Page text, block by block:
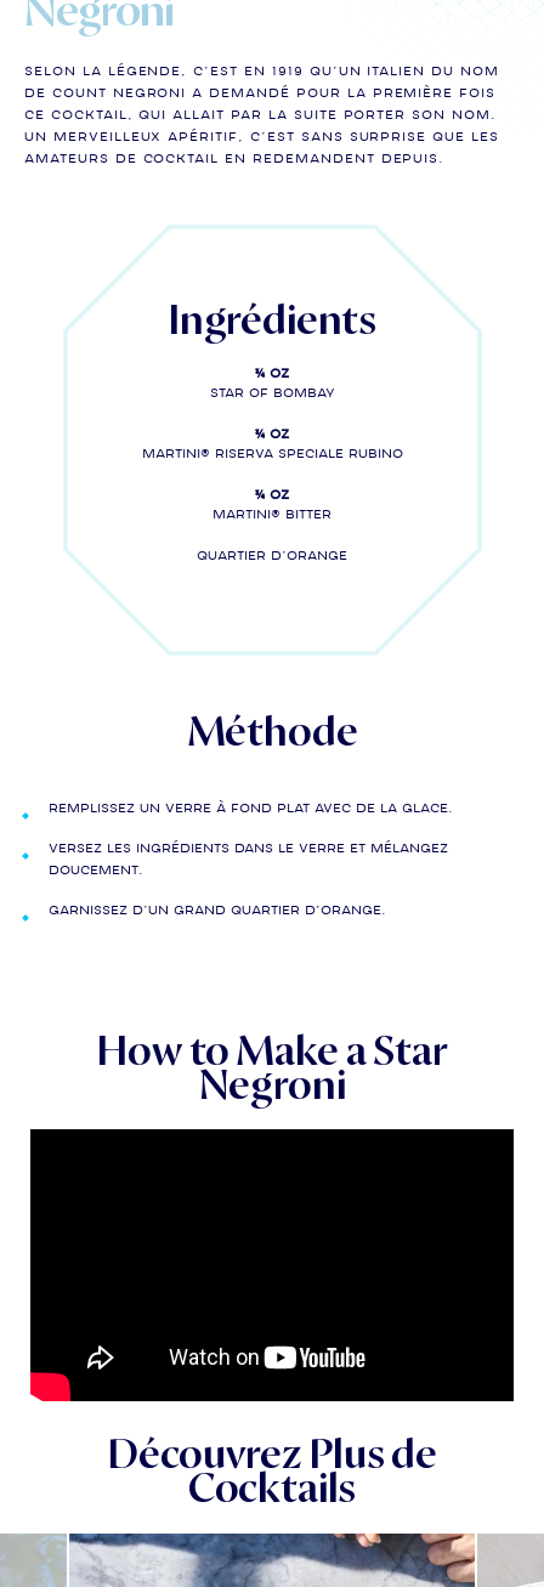
Selon la légende, c’est en 1919 qu’un Italien du nom
de Count Negroni a demandé pour la première fois
ce cocktail, qui allait par la suite porter son nom.
Un merveilleux apéritif, c’est sans surprise que les
amateurs de cocktail en redemandent depuis.
Ingrédients
¾ oz
Star of Bombay
¾ oz
Martini® Riserva Speciale Rubino
¾ oz
MARTINI® Bitter
Quartier d’orange
Méthode
Remplissez un verre à fond plat avec de la glace.
Versez les ingrédients dans le verre et mélangez
doucement.
Garnissez d’un grand quartier d’orange.
How to Make a Star
Negroni
Découvrez Plus de
Cocktails